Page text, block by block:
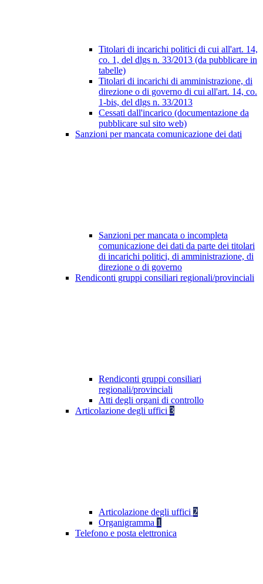
Titolari di incarichi politici di cui all'art. 14,
co. 1, del dlgs n. 33/2013 (da pubblicare in
tabelle)
Titolari di incarichi di amministrazione, di
direzione o di governo di cui all'art. 14, co.
1-bis, del dlgs n. 33/2013
Cessati dall'incarico (documentazione da
pubblicare sul sito web)
Sanzioni per mancata comunicazione dei dati
Sanzioni per mancata o incompleta
comunicazione dei dati da parte dei titolari
di incarichi politici, di amministrazione, di
direzione o di governo
Rendiconti gruppi consiliari regionali/provinciali
Rendiconti gruppi consiliari
regionali/provinciali
Atti degli organi di controllo
Articolazione degli uffici 3
Articolazione degli uffici 2
Organigramma 1
Telefono e posta elettronica